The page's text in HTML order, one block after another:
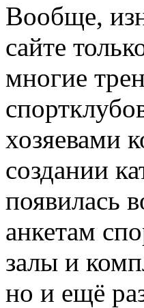
Вообще,
сайте
многие
хозяевами
создании
появилась
анкетам
залы и
но и ещё